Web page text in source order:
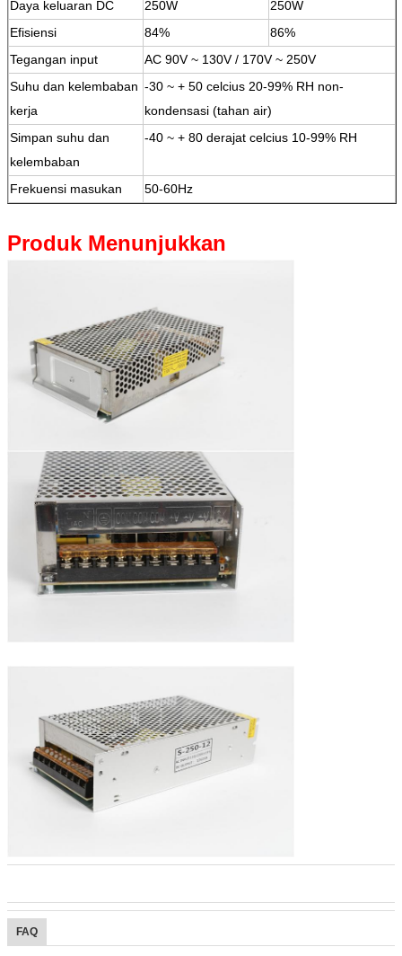
Daya keluaran DC
250W
250W
Efisiensi
84%
86%
Tegangan input
AC 90V ~ 130V / 170V ~ 250V
Suhu dan kelembaban
kerja
-30 ~ + 50 celcius 20-99% RH non-
kondensasi (tahan air)
Simpan suhu dan
kelembaban
-40 ~ + 80 derajat celcius 10-99% RH
Frekuensi masukan 50-60Hz
Produk Menunjukkan
FAQ